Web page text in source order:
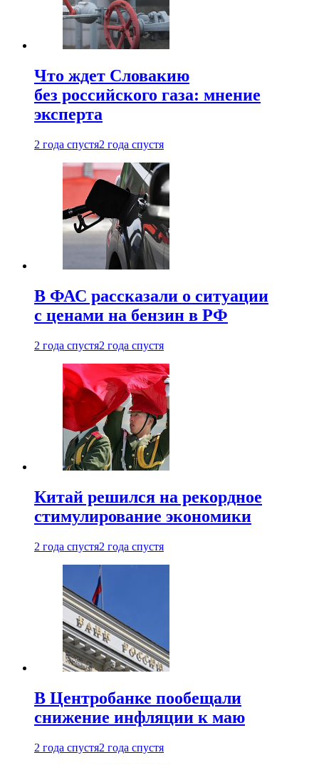
Что ждет Словакию
без российского газа: мнение
эксперта
2 года спустя2 года спустя
В ФАС рассказали о ситуации
с ценами на бензин в РФ
2 года спустя2 года спустя
Китай решился на рекордное
стимулирование экономики
2 года спустя2 года спустя
В Центробанке пообещали
снижение инфляции к маю
2 года спустя2 года спустя